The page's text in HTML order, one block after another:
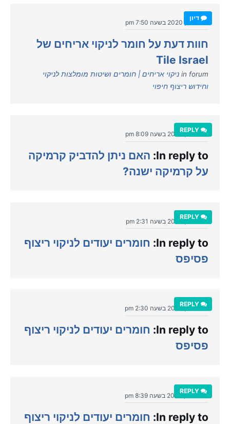
דיון
יולי 18, 2020 בשעה 7:50 pm
חוות דעת על חומר לניקוי אריחים של
Tile Israel
in forum ניקוי אריחים | חומרים ושיטות מומלצות לניקוי
וחידוש ריצוף חיפוי
REPLY
יולי 15, 2020 בשעה 8:09 pm
In reply to: האם ניתן להדביק קרמיקה
על קרמיקה ישנה?
REPLY
יולי 12, 2020 בשעה 2:31 pm
In reply to: חומרים יעודים לניקוי ריצוף
פסיפס
REPLY
יולי 12, 2020 בשעה 2:30 pm
In reply to: חומרים יעודים לניקוי ריצוף
פסיפס
REPLY
יולי 10, 2020 בשעה 8:39 pm
In reply to: חומרים יעודים לניקוי ריצוף